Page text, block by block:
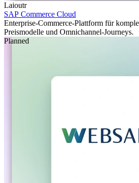
Laioutr
SAP Commerce Cloud
Enterprise-Commerce-Plattform für
Preismodelle und Omnichannel-Journeys.
Planned